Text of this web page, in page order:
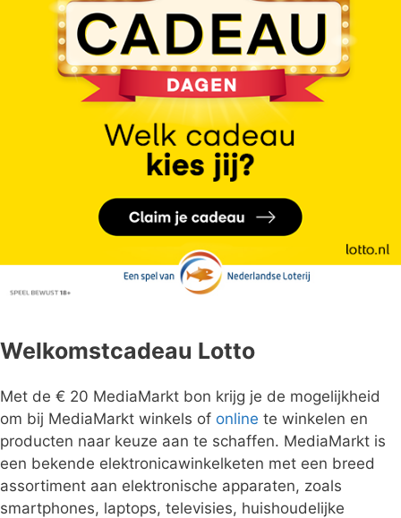
Welkomstcadeau Lotto
Met de € 20 MediaMarkt bon krijg je de mogelijkheid
om bij MediaMarkt winkels of online te winkelen en
producten naar keuze aan te schaffen. MediaMarkt is
een bekende elektronicawinkelketen met een breed
assortiment aan elektronische apparaten, zoals
smartphones, laptops, televisies, huishoudelijke